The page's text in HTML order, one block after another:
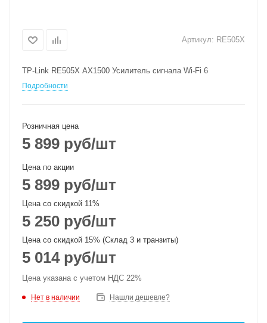
Артикул: RE505X
TP-Link RE505X AX1500 Усилитель сигнала Wi-Fi 6
Подробности
Розничная цена
5 899 руб/шт
Цена по акции
5 899 руб/шт
Цена со скидкой 11%
5 250 руб/шт
Цена со скидкой 15% (Склад 3 и транзиты)
5 014руб/шт
Цена указана с учетом НДС 22%
Нет в наличии Нашли дешевле?